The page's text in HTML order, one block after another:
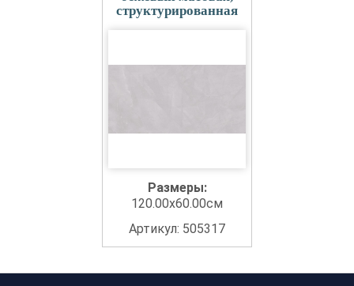
структурированная
Размеры:
120.00x60.00см
Артикул: 505317